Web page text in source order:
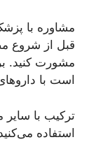
مشاوره با
قبل از شروع
مشورت کنید.
است با
ترکیب با سایر
استفاده